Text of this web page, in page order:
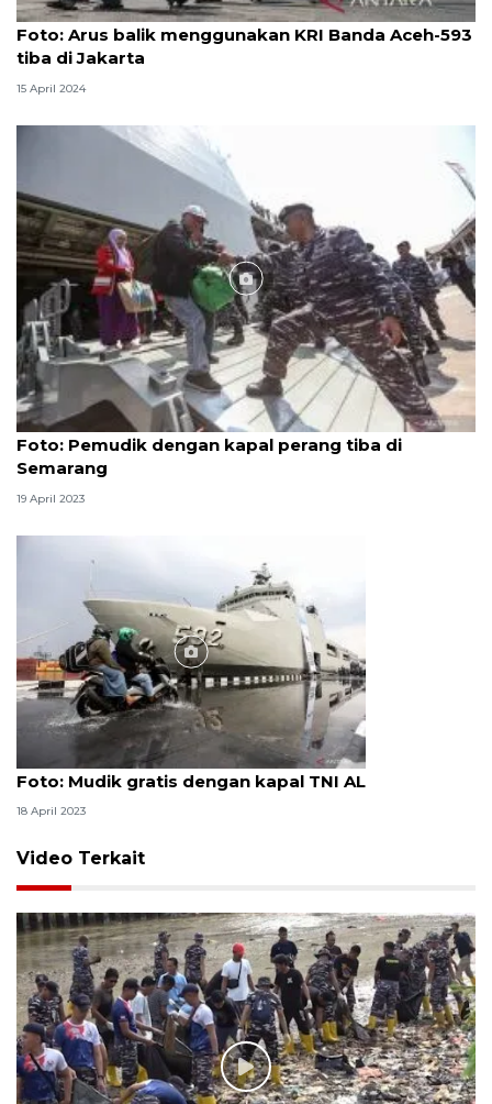
Foto
Foto: Arus balik menggunakan KRI Banda Aceh-593
tiba di Jakarta
15 April 2024
Foto
Foto: Pemudik dengan kapal perang tiba di
Semarang
19 April 2023
Foto
Foto: Mudik gratis dengan kapal TNI AL
18 April 2023
Video Terkait